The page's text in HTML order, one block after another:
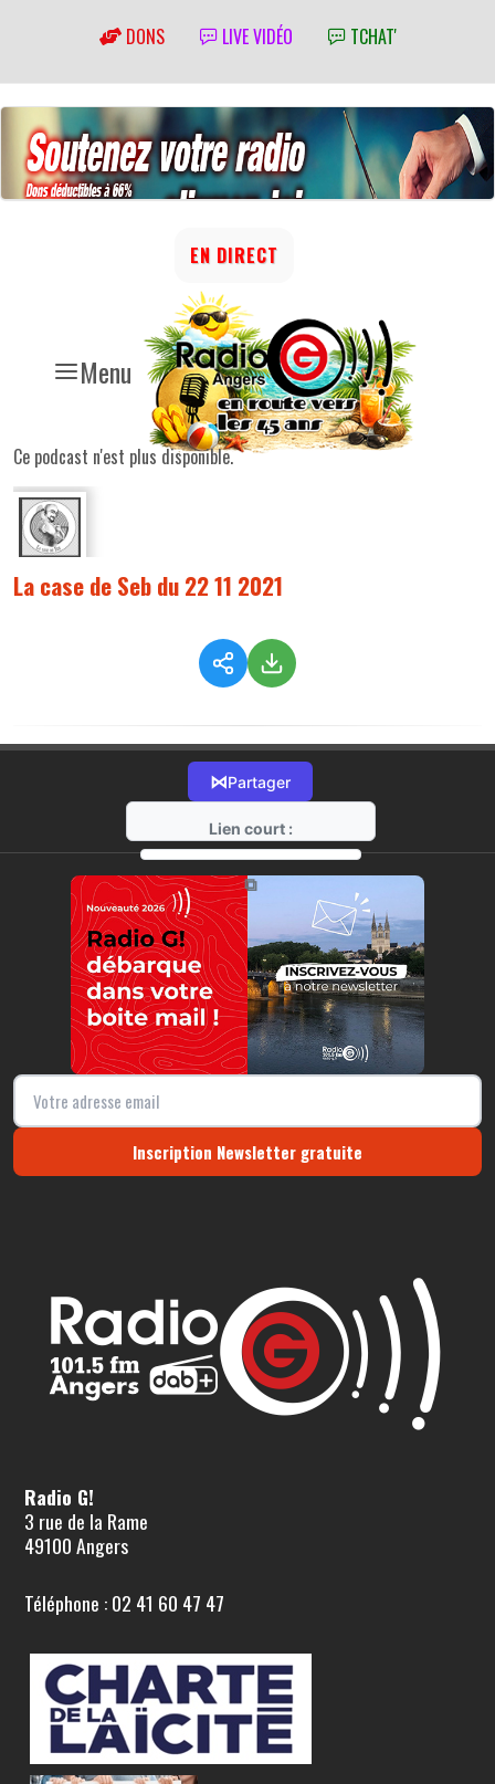
DONS LIVE VIDÉO TCHAT'
Menu
EN DIRECT
Ce podcast n'est plus disponible.
La case de Seb du 22 11 2021
⋈Partager
Lien court :
https://radio-g.fr?6788
⧉
Inscription Newsletter gratuite
Radio G!
3 rue de la Rame
49100 Angers
Téléphone : 02 41 60 47 47